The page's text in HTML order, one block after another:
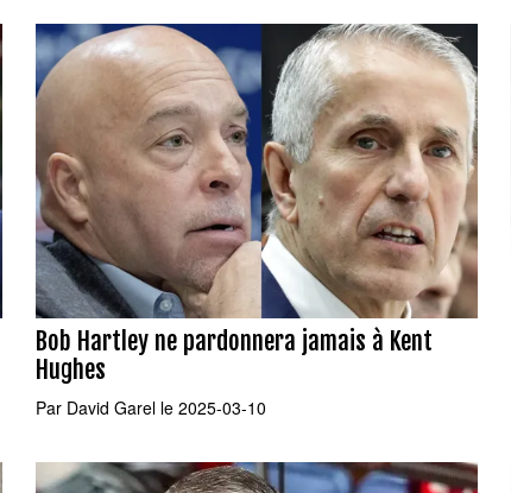
Bob Hartley ne pardonnera jamais à Kent
Hughes
Par David Garel le 2025-03-10